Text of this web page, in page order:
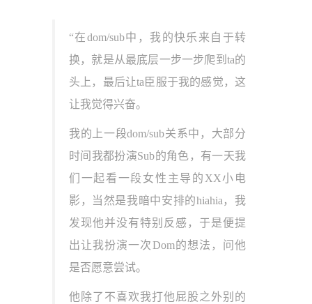
“在dom/sub中，我的快乐来自于转
换，就是从最底层一步一步爬到ta的
头上，最后让ta臣服于我的感觉，这
让我觉得兴奋。
我的上一段dom/sub关系中，大部分
时间我都扮演Sub的角色，有一天我
们一起看一段女性主导的XX小电
影，当然是我暗中安排的hiahia，我
发现他并没有特别反感，于是便提
出让我扮演一次Dom的想法，问他
是否愿意尝试。
他除了不喜欢我打他屁股之外别的